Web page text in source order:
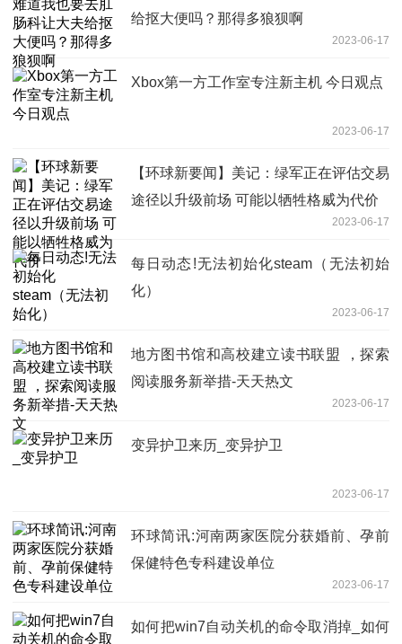
给抠大便吗？那得多狼狈啊
2023-06-17
Xbox第一方工作室专注新主机 今日观点
2023-06-17
【环球新要闻】美记：绿军正在评估交易
途径以升级前场 可能以牺牲格威为代价
2023-06-17
每日动态!无法初始化steam（无法初始
化）
2023-06-17
地方图书馆和高校建立读书联盟 ，探索
阅读服务新举措-天天热文
2023-06-17
变异护卫来历_变异护卫
2023-06-17
环球简讯:河南两家医院分获婚前、孕前
保健特色专科建设单位
2023-06-17
如何把win7自动关机的命令取消掉_如何